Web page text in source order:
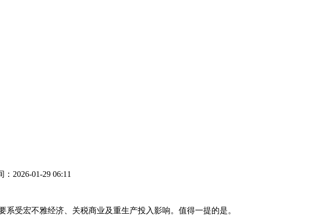
：2026-01-29 06:11
受宏不雅经济、关税商业及重生产投入影响。值得一提的是。